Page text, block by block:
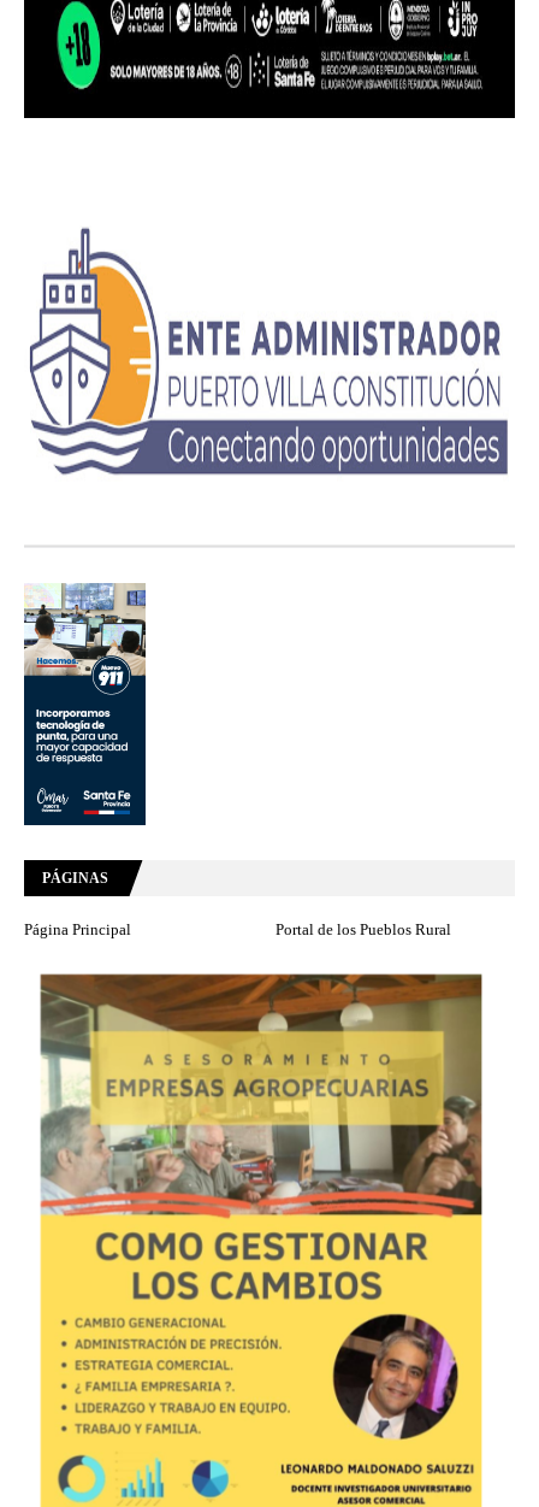
PÁGINAS
Página Principal Portal de los Pueblos Rural